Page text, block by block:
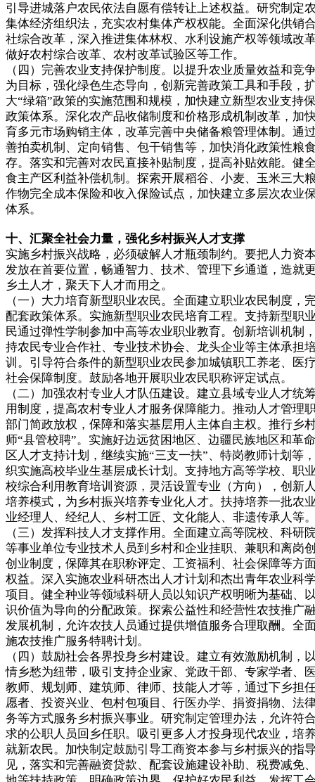
引导进城落户农民依法自愿有偿转让上述权益。研究制定
集体经济组织法，充实农村集体产权权能。全面深化供销
社综合改革，深入推进集体林权、水利设施产权等领域改
做好农村综合改革、农村改革试验区等工作。
（四）完善农业支持保护制度。以提升农业质量效益和竞
为目标，强化绿色生态导向，创新完善政策工具和手段，
大“绿箱”政策的实施范围和规模，加快建立新型农业支持
政策体系。深化农产品收储制度和价格形成机制改革，加
育多元市场购销主体，改革完善中央储备粮管理体制。通
善拍卖机制、定向销售、包干销售等，加快消化政策性粮
存。落实和完善对农民直接补贴制度，提高补贴效能。健
食主产区利益补偿机制。探索开展稻谷、小麦、玉米三大
作物完全成本保险和收入保险试点，加快建立多层次农业
体系。
十、汇聚全社会力量，强化乡村振兴人才支撑
实施乡村振兴战略，必须破解人才瓶颈制约。要把人力资
发放在首要位置，畅通智力、技术、管理下乡通道，造就
乡土人才，聚天下人才而用之。
（一）大力培育新型职业农民。全面建立职业农民制度，
配套政策体系。实施新型职业农民培育工程。支持新型职
民通过弹性学制参加中高等农业职业教育。创新培训机制
持农民专业合作社、专业技术协会、龙头企业等主体承担
训。引导符合条件的新型职业农民参加城镇职工养老、医
社会保障制度。鼓励各地开展职业农民职称评定试点。
（二）加强农村专业人才队伍建设。建立县域专业人才统
用制度，提高农村专业人才服务保障能力。推动人才管理
部门简政放权，保障和落实基层用人主体自主权。推行乡
师“县管校聘”。实施好边远贫困地区、边疆民族地区和革
区人才支持计划，继续实施“三支一扶”、特岗教师计划等
织实施高校毕业生基层成长计划。支持地方高等学校、职
校综合利用教育培训资源，灵活设置专业（方向），创新
培养模式，为乡村振兴培养专业化人才。扶持培养一批农
业经理人、经纪人、乡村工匠、文化能人、非遗传承人等
（三）发挥科技人才支撑作用。全面建立高等院校、科研
等事业单位专业技术人员到乡村和企业挂职、兼职和离岗
创业制度，保障其在职称评定、工资福利、社会保障等方
权益。深入实施农业科研杰出人才计划和杰出青年农业科
项目。健全种业等领域科研人员以知识产权明晰为基础、
识价值为导向的分配政策。探索公益性和经营性农技推广
发展机制，允许农技人员通过提供增值服务合理取酬。全
施农技推广服务特聘计划。
（四）鼓励社会各界投身乡村建设。建立有效激励机制，
情乡愁为纽带，吸引支持企业家、党政干部、专家学者、
教师、规划师、建筑师、律师、技能人才等，通过下乡担
愿者、投资兴业、包村包项目、行医办学、捐资捐物、法
务等方式服务乡村振兴事业。研究制定管理办法，允许符
求的公职人员回乡任职。吸引更多人才投身现代农业，培
就新农民。加快制定鼓励引导工商资本参与乡村振兴的指
见，落实和完善融资贷款、配套设施建设补助、税费减免